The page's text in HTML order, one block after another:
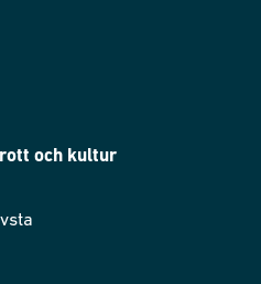
och kultur